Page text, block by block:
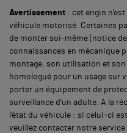
Avertissement : cet engin
véhicule motorisé. Certaines
de monter soi-même (notice
connaissances en mécanique
montage, son utilisation et
homologué pour un usage sur
porter un équipement de
surveillance d'un adulte. A la
l'état du véhicule : si celui-ci
veuillez contacter notre